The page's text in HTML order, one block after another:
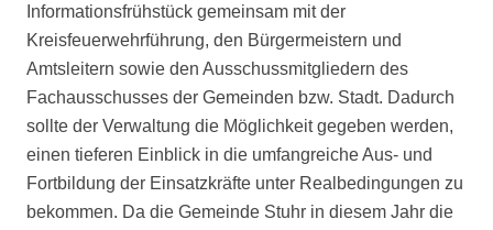
Informationsfrühstück gemeinsam mit der
Kreisfeuerwehrführung, den Bürgermeistern und
Amtsleitern sowie den Ausschussmitgliedern des
Fachausschusses der Gemeinden bzw. Stadt. Dadurch
sollte der Verwaltung die Möglichkeit gegeben werden,
einen tieferen Einblick in die umfangreiche Aus- und
Fortbildung der Einsatzkräfte unter Realbedingungen zu
bekommen. Da die Gemeinde Stuhr in diesem Jahr die